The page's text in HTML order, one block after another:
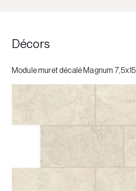
Décors
Module muret décalé Magnum 7,5x15